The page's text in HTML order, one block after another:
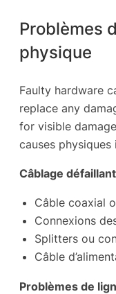
Problèmes
physique
Faulty hardware
replace any
for visible
causes physiques
Câblage
Câble coaxial
Connexions
Splitters ou
Câble
Problèmes de